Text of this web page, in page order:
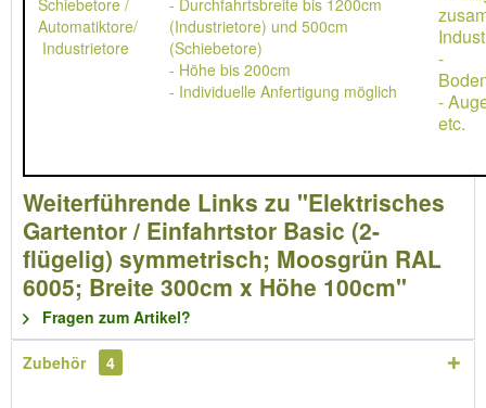
Schiebetore /
Automatiktore/
Industrietore
- Durchfahrtsbreite bis 1200cm
(Industrietore) und 500cm
(Schiebetore)
- Höhe bis 200cm
- Individuelle Anfertigung möglich
-
-
etc.
Weiterführende Links zu "Elektrisches
Gartentor / Einfahrtstor Basic (2-
flügelig) symmetrisch; Moosgrün RAL
6005; Breite 300cm x Höhe 100cm"
Fragen zum Artikel?
Zubehör 4